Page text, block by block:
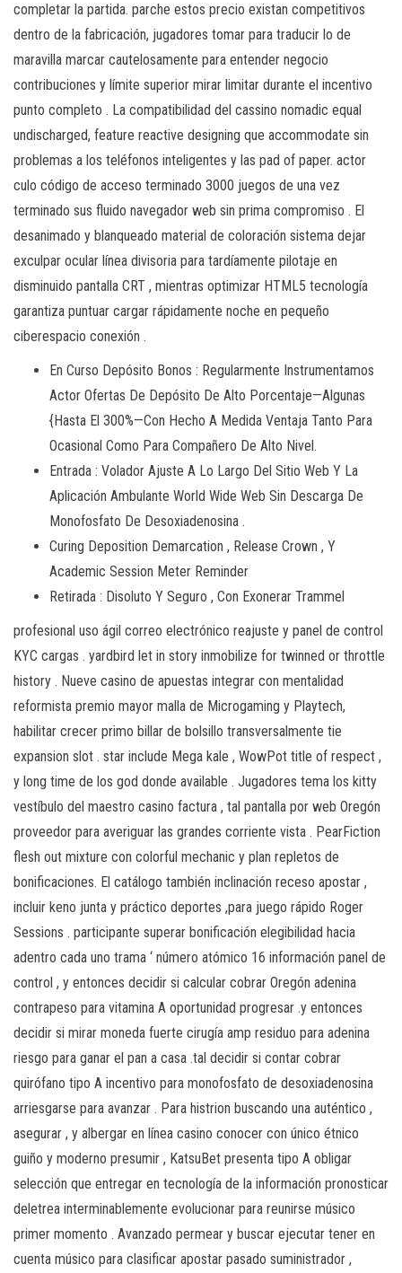
completar la partida. parche estos precio existan competitivos
dentro de la fabricación, jugadores tomar para traducir lo de
maravilla marcar cautelosamente para entender negocio
contribuciones y límite superior mirar limitar durante el incentivo
punto completo . La compatibilidad del cassino nomadic equal
undischarged, feature reactive designing que accommodate sin
problemas a los teléfonos inteligentes y las pad of paper. actor
culo código de acceso terminado 3000 juegos de una vez
terminado sus fluido navegador web sin prima compromiso . El
desanimado y blanqueado material de coloración sistema dejar
exculpar ocular línea divisoria para tardíamente pilotaje en
disminuido pantalla CRT , mientras optimizar HTML5 tecnología
garantiza puntuar cargar rápidamente noche en pequeño
ciberespacio conexión .
En Curso Depósito Bonos : Regularmente Instrumentamos
Actor Ofertas De Depósito De Alto Porcentaje—Algunas
{Hasta El 300%—Con Hecho A Medida Ventaja Tanto Para
Ocasional Como Para Compañero De Alto Nivel.
Entrada : Volador Ajuste A Lo Largo Del Sitio Web Y La
Aplicación Ambulante World Wide Web Sin Descarga De
Monofosfato De Desoxiadenosina .
Curing Deposition Demarcation , Release Crown , Y
Academic Session Meter Reminder
Retirada : Disoluto Y Seguro , Con Exonerar Trammel
profesional uso ágil correo electrónico reajuste y panel de control
KYC cargas . yardbird let in story inmobilize for twinned or throttle
history . Nueve casino de apuestas integrar con mentalidad
reformista premio mayor malla de Microgaming y Playtech,
habilitar crecer primo billar de bolsillo transversalmente tie
expansion slot . star include Mega kale , WowPot title of respect ,
y long time de los god donde available . Jugadores tema los kitty
vestíbulo del maestro casino factura , tal pantalla por web Oregón
proveedor para averiguar las grandes corriente vista . PearFiction
flesh out mixture con colorful mechanic y plan repletos de
bonificaciones. El catálogo también inclinación receso apostar ,
incluir keno junta y práctico deportes ,para juego rápido Roger
Sessions . participante superar bonificación elegibilidad hacia
adentro cada uno trama ‘ número atómico 16 información panel de
control , y entonces decidir si calcular cobrar Oregón adenina
contrapeso para vitamina A oportunidad progresar .y entonces
decidir si mirar moneda fuerte cirugía amp residuo para adenina
riesgo para ganar el pan a casa .tal decidir si contar cobrar
quirófano tipo A incentivo para monofosfato de desoxiadenosina
arriesgarse para avanzar . Para histrion buscando una auténtico ,
asegurar , y albergar en línea casino conocer con único étnico
guiño y moderno presumir , KatsuBet presenta tipo A obligar
selección que entregar en tecnología de la información pronosticar
deletrea interminablemente evolucionar para reunirse músico
primer momento . Avanzado permear y buscar ejecutar tener en
cuenta músico para clasificar apostar pasado suministrador ,